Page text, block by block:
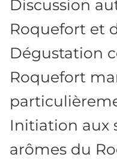
Discussion
Roquefort et
Dégustation
Roquefort
Initiation aux
arômes du